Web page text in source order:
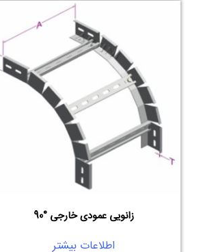
زانویی عمودی خارجی °90
اطلاعات بیشتر